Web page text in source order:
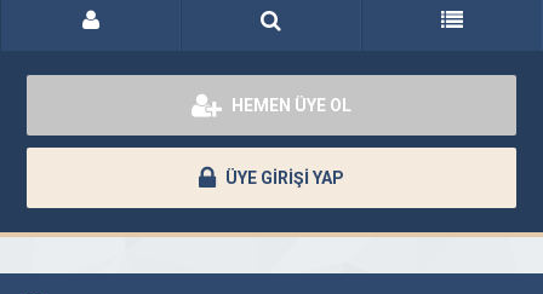
HEMEN ÜYE OL
ÜYE GİRİŞİ YAP